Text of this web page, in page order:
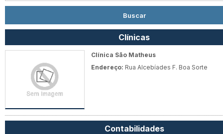
Clínicas
Clínica São Matheus
Endereço: Rua Alcebíades F. Boa Sorte
Contabilidades